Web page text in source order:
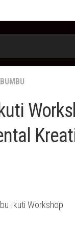
Ikuti Workshop